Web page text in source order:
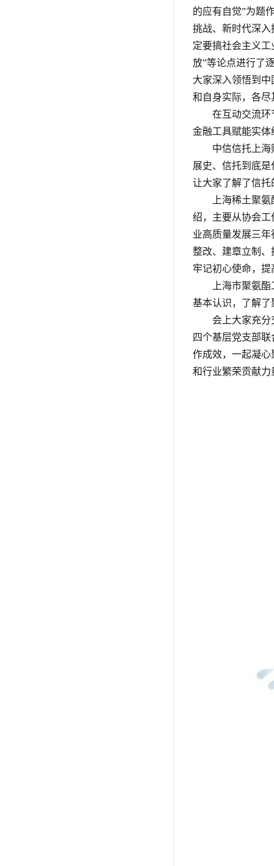
的应有自觉”为题
挑战、新时代深
定要搞社会主义
放”等论点进行了
大家深入领悟到
和自身实际，各
在互动交流环
金融工具赋能实
中信信托上
展史、信托到底
让大家了解了信
上海稀土聚
绍，主要从协会工
业高质量发展三
整改、建章立制
牢记初心使命，
上海市聚氨
基本认识，了解
会上大家充
四个基层党支部
作成效，一起凝
和行业繁荣贡献力